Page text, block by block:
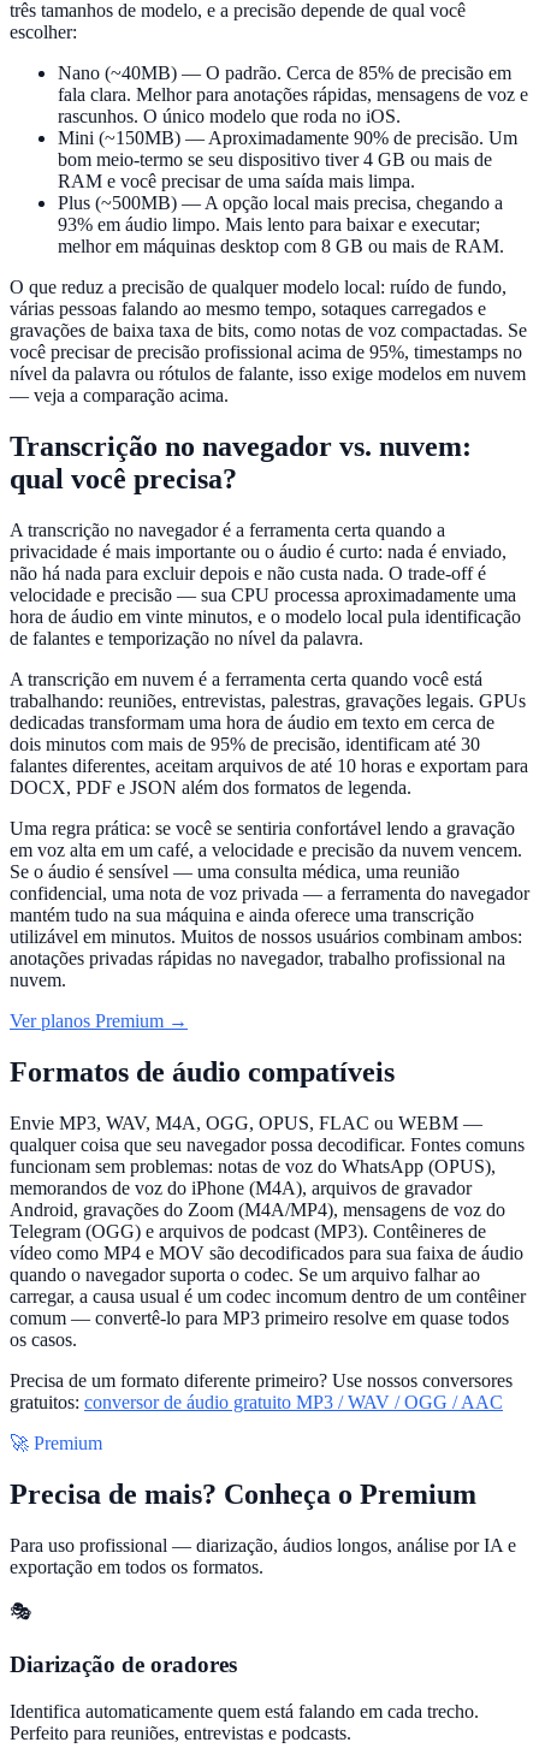
três tamanhos de modelo, e a precisão depende de qual você
escolher:
Nano (~40MB) — O padrão. Cerca de 85% de precisão em
fala clara. Melhor para anotações rápidas, mensagens de voz e
rascunhos. O único modelo que roda no iOS.
Mini (~150MB) — Aproximadamente 90% de precisão. Um
bom meio-termo se seu dispositivo tiver 4 GB ou mais de
RAM e você precisar de uma saída mais limpa.
Plus (~500MB) — A opção local mais precisa, chegando a
93% em áudio limpo. Mais lento para baixar e executar;
melhor em máquinas desktop com 8 GB ou mais de RAM.
O que reduz a precisão de qualquer modelo local: ruído de fundo,
várias pessoas falando ao mesmo tempo, sotaques carregados e
gravações de baixa taxa de bits, como notas de voz compactadas. Se
você precisar de precisão profissional acima de 95%, timestamps no
nível da palavra ou rótulos de falante, isso exige modelos em nuvem
— veja a comparação acima.
Transcrição no navegador vs. nuvem:
qual você precisa?
A transcrição no navegador é a ferramenta certa quando a
privacidade é mais importante ou o áudio é curto: nada é enviado,
não há nada para excluir depois e não custa nada. O trade-off é
velocidade e precisão — sua CPU processa aproximadamente uma
hora de áudio em vinte minutos, e o modelo local pula identificação
de falantes e temporização no nível da palavra.
A transcrição em nuvem é a ferramenta certa quando você está
trabalhando: reuniões, entrevistas, palestras, gravações legais. GPUs
dedicadas transformam uma hora de áudio em texto em cerca de
dois minutos com mais de 95% de precisão, identificam até 30
falantes diferentes, aceitam arquivos de até 10 horas e exportam para
DOCX, PDF e JSON além dos formatos de legenda.
Uma regra prática: se você se sentiria confortável lendo a gravação
em voz alta em um café, a velocidade e precisão da nuvem vencem.
Se o áudio é sensível — uma consulta médica, uma reunião
confidencial, uma nota de voz privada — a ferramenta do navegador
mantém tudo na sua máquina e ainda oferece uma transcrição
utilizável em minutos. Muitos de nossos usuários combinam ambos:
anotações privadas rápidas no navegador, trabalho profissional na
nuvem.
Ver planos Premium →
Formatos de áudio compatíveis
Envie MP3, WAV, M4A, OGG, OPUS, FLAC ou WEBM —
qualquer coisa que seu navegador possa decodificar. Fontes comuns
funcionam sem problemas: notas de voz do WhatsApp (OPUS),
memorandos de voz do iPhone (M4A), arquivos de gravador
Android, gravações do Zoom (M4A/MP4), mensagens de voz do
Telegram (OGG) e arquivos de podcast (MP3). Contêineres de
vídeo como MP4 e MOV são decodificados para sua faixa de áudio
quando o navegador suporta o codec. Se um arquivo falhar ao
carregar, a causa usual é um codec incomum dentro de um contêiner
comum — convertê-lo para MP3 primeiro resolve em quase todos
os casos.
Precisa de um formato diferente primeiro? Use nossos conversores
gratuitos: conversor de áudio gratuito MP3 / WAV / OGG / AAC
🚀 Premium
Precisa de mais? Conheça o Premium
Para uso profissional — diarização, áudios longos, análise por IA e
exportação em todos os formatos.
🎭
Diarização de oradores
Identifica automaticamente quem está falando em cada trecho.
Perfeito para reuniões, entrevistas e podcasts.